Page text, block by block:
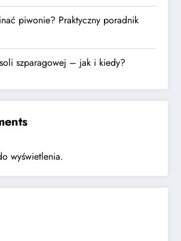
piwonie? Praktyczny poradnik
szparagowej – jak i kiedy?
wyświetlenia.